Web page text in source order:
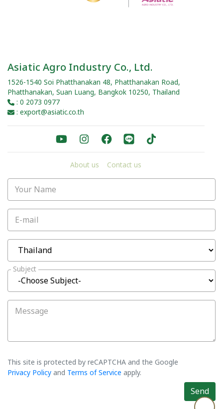
Asiatic Agro Industry Co., Ltd.
1526-1540 Soi Phatthanakan 48, Phatthanakan Road,
Phatthanakan, Suan Luang, Bangkok 10250, Thailand
: 0 2073 0977
: export@asiatic.co.th
About us Contact us
Your Name
E-mail
Subject
Message
This site is protected by reCAPTCHA and the Google
Privacy Policyand Terms of Service apply.
Send